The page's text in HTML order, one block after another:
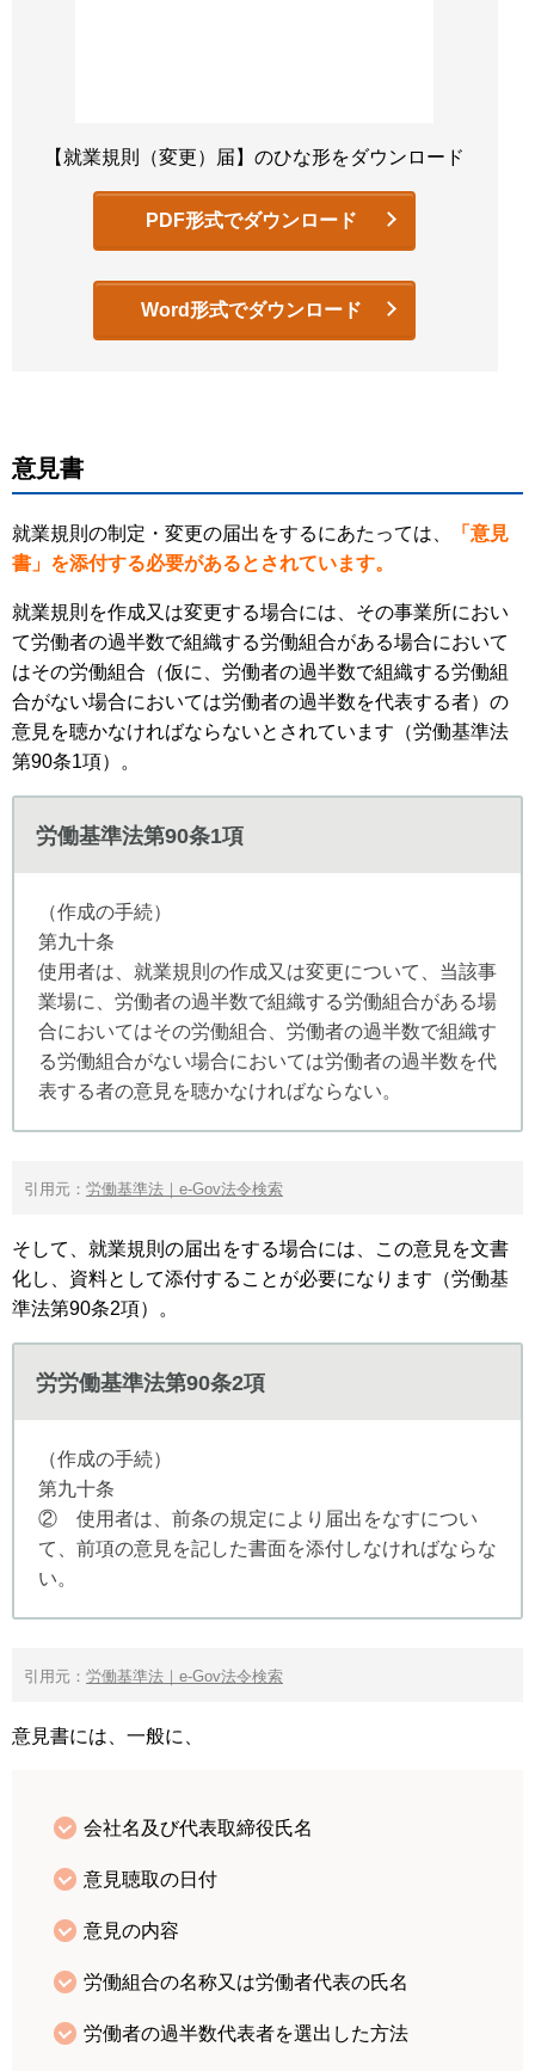
【就業規則（変更）届】のひな形をダウンロード
PDF形式でダウンロード
Word形式でダウンロード
意見書
就業規則の制定・変更の届出をするにあたっては、
「意見
書」を添付する必要があるとされています。
就業規則を作成又は変更する場合には、その事業所におい
て労働者の過半数で組織する労働組合がある場合において
はその労働組合（仮に、労働者の過半数で組織する労働組
合がない場合においては労働者の過半数を代表する者）の
意見を聴かなければならないとされています（労働基準法
第90条1項）。
労働基準法第90条1項
（作成の手続）
第九十条
使用者は、就業規則の作成又は変更について、当該事
業場に、労働者の過半数で組織する労働組合がある場
合においてはその労働組合、労働者の過半数で組織す
る労働組合がない場合においては労働者の過半数を代
表する者の意見を聴かなければならない。
引用元： 労働基準法｜e-Gov法令検索
そして、就業規則の届出をする場合には、この意見を文書
化し、資料として添付することが必要になります（労働基
準法第90条2項）。
労労働基準法第90条2項
（作成の手続）
第九十条
② 使用者は、前条の規定により届出をなすについ
て、前項の意見を記した書面を添付しなければならな
い。
引用元： 労働基準法｜e-Gov法令検索
意見書には、一般に、
会社名及び代表取締役氏名
意見聴取の日付
意見の内容
労働組合の名称又は労働者代表の氏名
労働者の過半数代表者を選出した方法